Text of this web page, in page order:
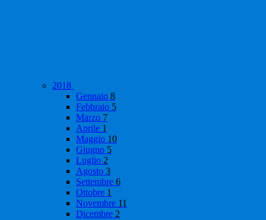
2018
Gennaio 8
Febbraio 5
Marzo 7
Aprile 1
Maggio 10
Giugno 5
Luglio 2
Agosto 3
Settembre 6
Ottobre 1
Novembre 11
Dicembre 2